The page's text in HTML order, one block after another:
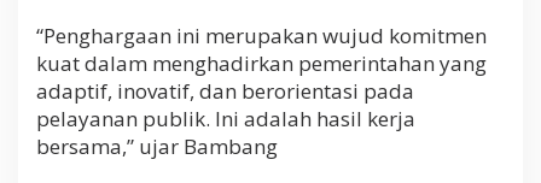
“Penghargaan ini merupakan wujud komitmen
kuat dalam menghadirkan pemerintahan yang
adaptif, inovatif, dan berorientasi pada
pelayanan publik. Ini adalah hasil kerja
bersama,” ujar Bambang